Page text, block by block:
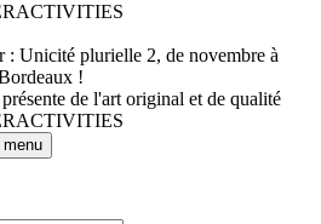
: Unicité plurielle 2, de novembre à
!
de l'art original et de qualité